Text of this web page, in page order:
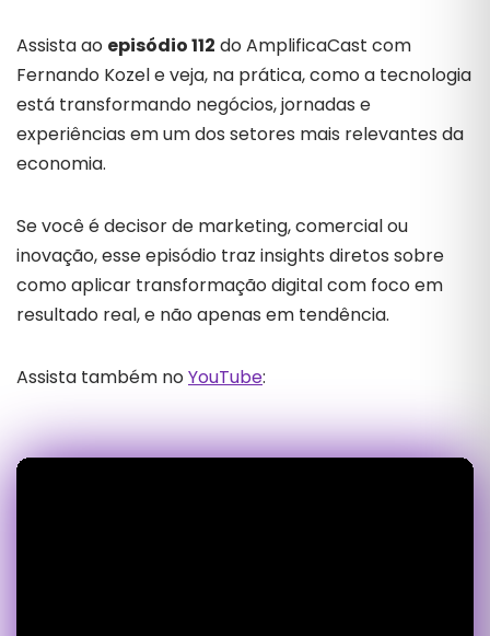
Assista ao episódio 112 do AmplificaCast com
Fernando Kozel e veja, na prática, como a tecnologia
está transformando negócios, jornadas e
experiências em um dos setores mais relevantes da
economia.
Se você é decisor de marketing, comercial ou
inovação, esse episódio traz insights diretos sobre
como aplicar transformação digital com foco em
resultado real, e não apenas em tendência.
Assista também noYouTube: